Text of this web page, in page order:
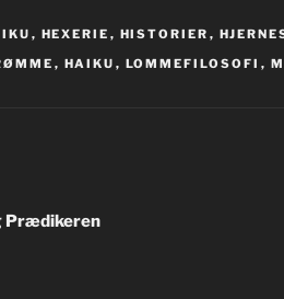
, HEXERIE , HISTORIER ,
, HAIKU , LOMMEFILOSOFI ,
Prædikeren